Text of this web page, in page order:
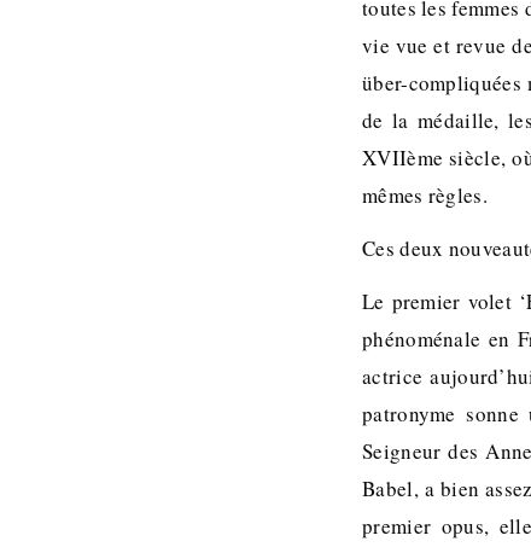
toutes les
vie vue et revue
über-
de la médaille,
XVIIème siècle,
mêmes règles.
Ces deux
Le premier volet
phénoménale en
actrice
patronyme
Seigneur des
Babel, a bien
premier opus,